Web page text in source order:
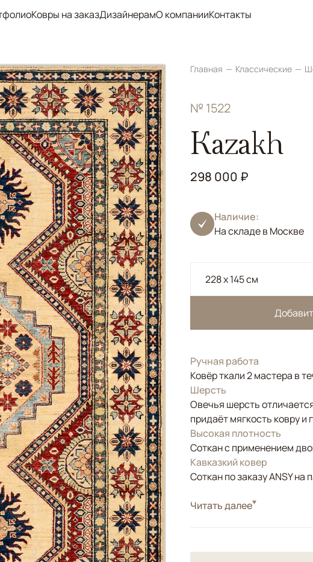
Ковры на заказДизайнерамО компанииКонтакты
Главная Классические
№ 1522
Kazakh
298 000 ₽
Наличие:
На складе в Москве
228 x 145 см
Ручная работа
Ковёр ткали 2 мастера в
Шерсть
Овечья шерсть
придаёт мягкость ковру и
Высокая плотность
Соткан с применением
Кавказкий ковер
Соткан по заказу ANSY
СтильКлассические
Читать далее